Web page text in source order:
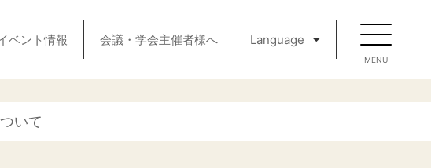
ベント情報 会議・学会主催者様へ Language
いて